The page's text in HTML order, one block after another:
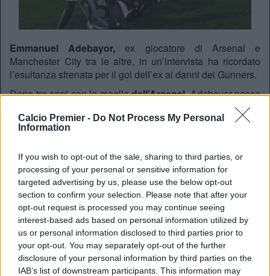
Calcio Premier - Do Not Process My Personal
Information
If you wish to opt-out of the sale, sharing to third parties, or
processing of your personal or sensitive information for
targeted advertising by us, please use the below opt-out
section to confirm your selection. Please note that after your
opt-out request is processed you may continue seeing
interest-based ads based on personal information utilized by
us or personal information disclosed to third parties prior to
your opt-out. You may separately opt-out of the further
disclosure of your personal information by third parties on the
IAB’s list of downstream participants. This information may
Emmanuel Adebayor, ex giocatore di Arsenal e
Manchester City tra le altre, in un’intervista ha ricordato
l’esultanza sfrenata per il gol dell’ex ai danni dei Gunners.
Dopo tre anni con la magliadell’Arsenal, Adebayor passo
ai Citizen per 25 milioni di sterline. i tifosi dei Gunners non
presero di buon gusto questo trasferimento, anzi, lo
considerarono un tradimento. Alla prima partita ufficiale
rete del 3-1 in una partita poi vinta dal Manchester City.
Segnare però non gli è bastato, infatti dopo aver segnato
sotto la propria curva, si fece tutto il campo a corsa per
andare a scivolare sotto al settore ospiti.
Pentirmene? Non mi pentirò mai di quell’esultanza. I
tifosi dell’Arsenal stavano facendo un coro
offendendo i miei genitori, quando ho segnato ho
sentito come se dovessi “ricambiare”